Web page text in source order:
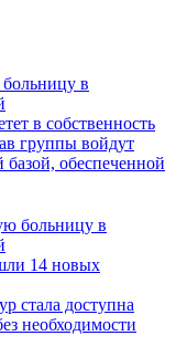
в
в собственность
группы войдут
обеспеченной
14 новых
стала доступна
необходимости